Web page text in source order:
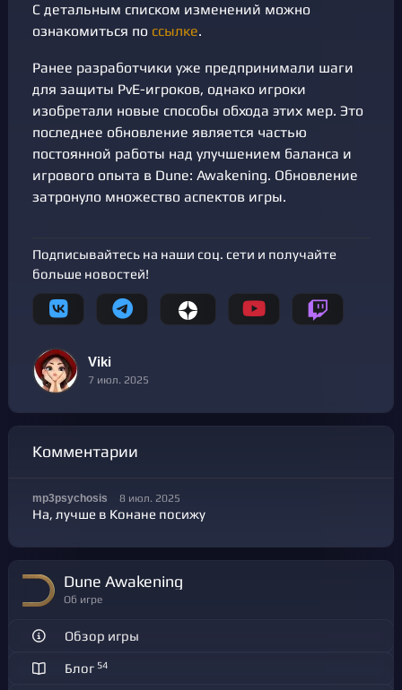
С детальным списком изменений можно
ознакомиться по ссылке.
Ранее разработчики уже предпринимали шаги
для защиты PvE-игроков, однако игроки
изобретали новые способы обхода этих мер. Это
последнее обновление является частью
постоянной работы над улучшением баланса и
игрового опыта в Dune: Awakening. Обновление
затронуло множество аспектов игры.
Подписывайтесь на наши соц. сети и получайте
больше новостей!
Viki
7 июл. 2025
Комментарии
mp3psychosis 8 июл. 2025
На, лучше в Конане посижу
Dune Awakening
Об игре
Обзор игры
Блог 54